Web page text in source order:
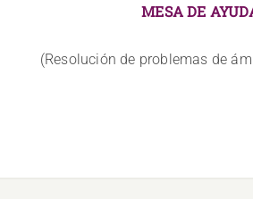
MESA DE
(Resolución de problemas de